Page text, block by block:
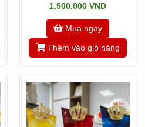
đến với Tân Nhật Minh, hầu như
Vinh Danh
, Cúp pha lê cao
chúng tôi đều có thể đáp
1.500.000 VND
Mua ngay
Thêm vào giỏ hàng